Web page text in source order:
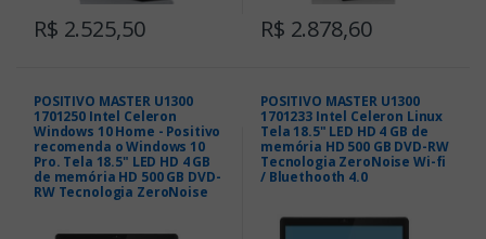
R$ 2.525,50 R$ 2.878,60
POSITIVO MASTER U1300
1701250 Intel Celeron
Windows 10 Home - Positivo
recomenda o Windows 10
Pro. Tela 18.5" LED HD 4 GB
de memória HD 500 GB DVD-
RW Tecnologia ZeroNoise
POSITIVO MASTER U1300
1701233 Intel Celeron Linux
Tela 18.5" LED HD 4 GB de
memória HD 500 GB DVD-RW
Tecnologia ZeroNoise Wi-fi
/ Bluethooth 4.0